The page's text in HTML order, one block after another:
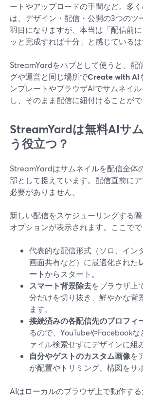
ートやアップロードの手間など。多
は、デザイン・配信・公開の3つのツ
羽目になりますが、本当は「配信前
ッと完成すれば十分」と感じているは
StreamYardをハブとして使うと、配
グや運営と同じ場所でCreate with AI
ンプレートやブラウザAIでサムネイ
し、そのまま配信に紐付けることがで
StreamYardは無料AIサ
う役立つ？
StreamYardはサムネイルを配信全体
部として捉えています。配信直前に
必要がありません。
新しい配信をスケジューリングする際
オプションが表示されます。ここでで
代表的な配信形式（ソロ、イン
画面共有など）に最適化された
ートからスタート。
スマート背景除去をブラウザ上
分だけを切り抜き、鮮やかな背
ます。
接続済みの各配信先のプロフィ
るので、YouTubeやFacebook
ァイル検索せずにデザインに組
自分やゲストのカスタム画像を
が配置やトリミング、構図をサ
AIはローカルのブラウザ上で動作す